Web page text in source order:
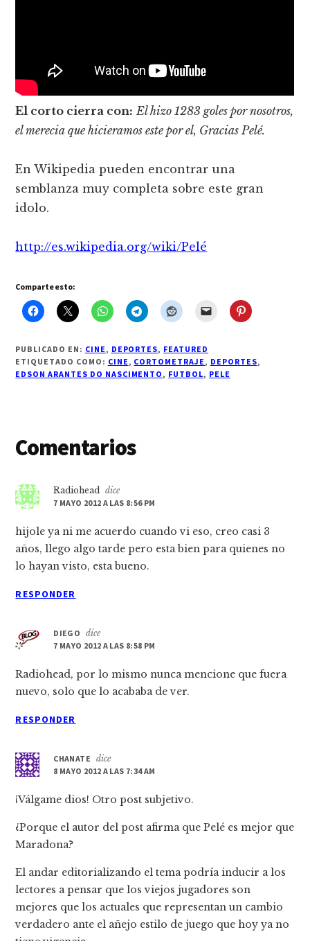
El corto cierra con: El hizo 1283 goles por nosotros,
el merecia que hicieramos este por el, Gracias Pelé.
En Wikipedia pueden encontrar una
semblanza muy completa sobre este gran
idolo.
http://es.wikipedia.org/wiki/Pelé
Comparte esto:
PUBLICADO EN: CINE, DEPORTES, FEATURED
ETIQUETADO COMO: CINE, CORTOMETRAJE, DEPORTES,
EDSON ARANTES DO NASCIMENTO, FUTBOL, PELE
Interacciones
los
lectores
Comentarios
Radiohead dice
7 MAYO 2012 A LAS 8:56 PM
hijole ya ni me acuerdo cuando vi eso, creo casi 3
años, llego algo tarde pero esta bien para quienes no
lo hayan visto, esta bueno.
RESPONDER
DIEGO
dice
7 MAYO 2012 A LAS 8:58 PM
Radiohead, por lo mismo nunca mencione que fuera
nuevo, solo que lo acababa de ver.
RESPONDER
CHANATE dice
8 MAYO 2012 A LAS 7:34 AM
¡Válgame dios! Otro post subjetivo.
¿Porque el autor del post afirma que Pelé es mejor que
Maradona?
El andar editorializando el tema podría inducir a los
lectores a pensar que los viejos jugadores son
mejores que los actuales que representan un cambio
verdadero ante el añejo estilo de juego que hoy ya no